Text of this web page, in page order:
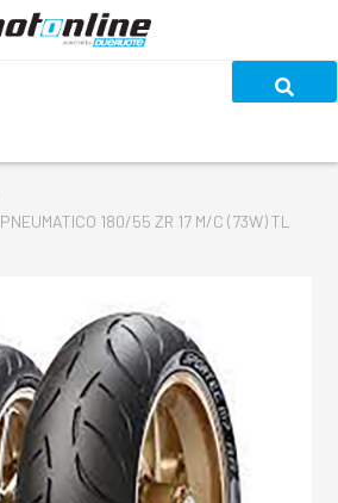
PNEUMATICO 180/55 ZR 17 M/C (73W) TL